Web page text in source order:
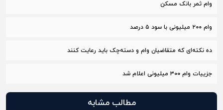
وام ثمر بانک مسکن
وام ۲۰۰ میلیونی با سود ۵ درصد
ده نکته‌ای که متقاضیان وام و دسته‌چک باید رعایت کنند
جزییات وام ۳۰۰ میلیونی اعلام شد
مطالب مشابه